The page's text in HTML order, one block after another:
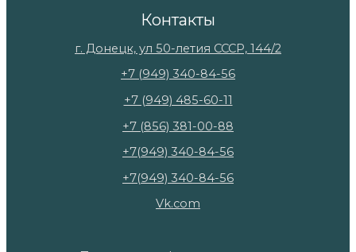
Контакты
г. Донецк, ул 50-летия СССР, 144/2
+7 (949) 340-84-56
+7 (949) 485-60-11
+7 (856) 381-00-88
+7(949) 340-84-56
+7(949) 340-84-56
Vk.com